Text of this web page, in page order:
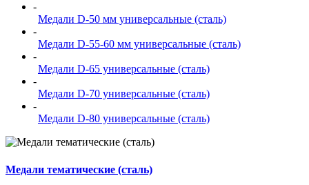
-
Медали D-50 мм универсальные (сталь)
-
Медали D-55-60 мм универсальные (сталь)
-
Медали D-65 универсальные (сталь)
-
Медали D-70 универсальные (сталь)
-
Медали D-80 универсальные (сталь)
Медали тематические (сталь)